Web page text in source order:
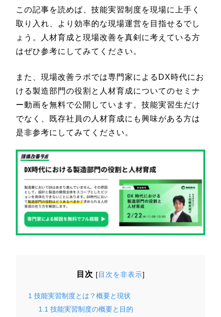
この記事を読めば、技能実習制度を現場に上手く
取り入れ、より効率的な現場運営を目指せるでし
ょう。人材育成と現場改善を真剣に考えている方
はぜひ参考にしてみてください。
また、現場改善ラボでは専門家によるDX時代にお
ける製造部門の役割と人材育成についてのセミナ
ー動画を無料で公開しています。技能実習生だけ
でなく、既存社員の人材育成にも興味がある方は
是非参考にしてみてください。
目次 [目次を非表示]
1 技能実習制度とは？概要と現状
1.1 技能実習制度の概要と目的